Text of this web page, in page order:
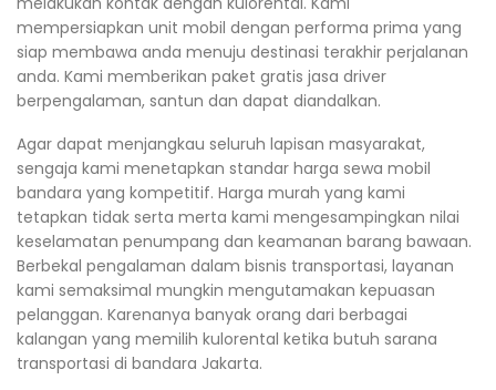
mempersiapkan unit mobil dengan performa prima yang
siap membawa anda menuju destinasi terakhir perjalanan
anda. Kami memberikan paket gratis jasa driver
berpengalaman, santun dan dapat diandalkan.
Agar dapat menjangkau seluruh lapisan masyarakat,
sengaja kami menetapkan standar harga sewa mobil
bandara yang kompetitif. Harga murah yang kami
tetapkan tidak serta merta kami mengesampingkan nilai
keselamatan penumpang dan keamanan barang bawaan.
Berbekal pengalaman dalam bisnis transportasi, layanan
kami semaksimal mungkin mengutamakan kepuasan
pelanggan. Karenanya banyak orang dari berbagai
kalangan yang memilih kulorental ketika butuh sarana
transportasi di bandara Jakarta.